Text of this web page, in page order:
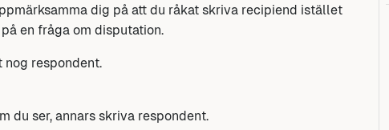
dig på att du råkat skriva recipiend istället
en fråga om disputation.
nog respondent.
du ser, annars skriva respondent.